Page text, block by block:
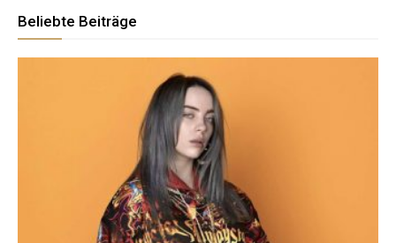
Beliebte Beiträge